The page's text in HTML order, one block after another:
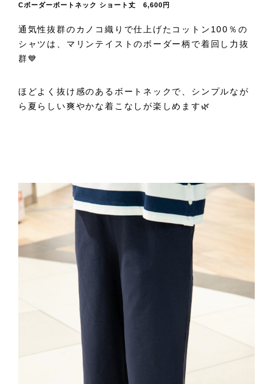
Cボーダーボートネック ショート丈 6,600円
通気性抜群のカノコ織りで仕上げたコットン100％の
シャツは、マリンテイストのボーダー柄で着回し力抜
群💙
ほどよく抜け感のあるボートネックで、シンプルなが
ら夏らしい爽やかな着こなしが楽しめます🌿